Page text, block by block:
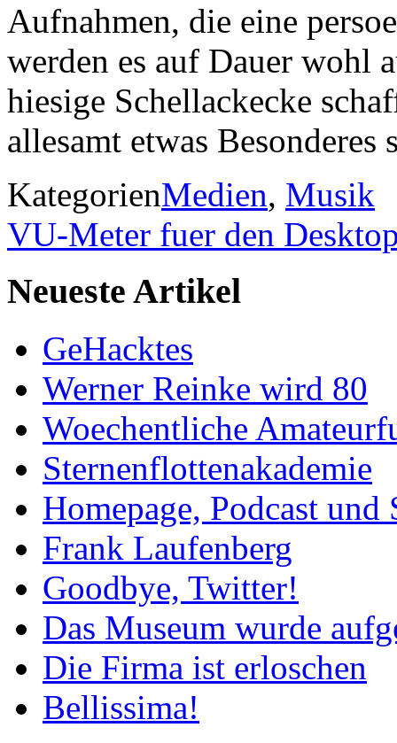
Aufnahmen, die eine
werden es auf Dauer wohl
hiesige Schellackecke
allesamt etwas
KategorienMedien, Musik
VU-Meter fuer den
Neueste Artikel
GeHacktes
Werner Reinke wird 80
Woechentliche
Sternenflottenakademie
Homepage, Podcast
Frank Laufenberg
Goodbye, Twitter!
Das Museum wurde
Die Firma ist erloschen
Bellissima!